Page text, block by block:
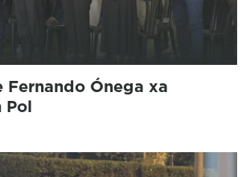
Fernando Ónega xa
Pol